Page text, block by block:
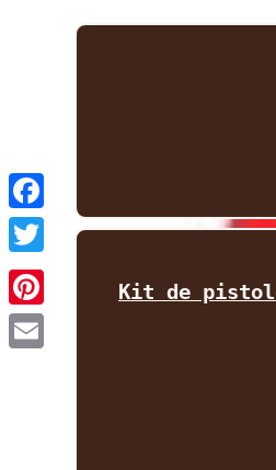
Facebook
Twitter
Kit de